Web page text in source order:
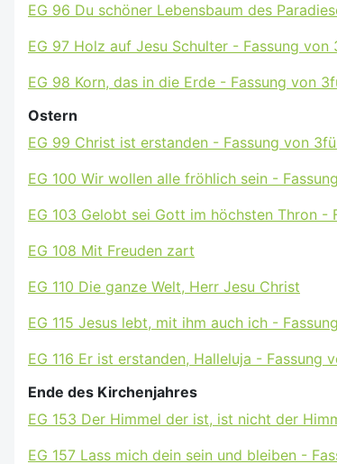
EG 96 Du schöner Lebensbaum des
EG 97 Holz auf Jesu Schulter - Fassung von
EG 98 Korn, das in die Erde - Fassung von
Ostern
EG 99 Christ ist erstanden - Fassung von
EG 100 Wir wollen alle fröhlich sein -
EG 103 Gelobt sei Gott im höchsten Thron -
EG 108 Mit Freuden zart
EG 110 Die ganze Welt, Herr Jesu Christ
EG 115 Jesus lebt, mit ihm auch ich -
EG 116 Er ist erstanden, Halleluja - Fassung
Ende des Kirchenjahres
EG 153 Der Himmel der ist, ist nicht der
EG 157 Lass mich dein sein und bleiben -